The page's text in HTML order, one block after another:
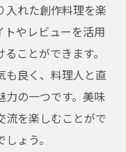
入れた創作料理を楽
トやレビューを活用
ことができます。
も良く、料理人と直
力の一つです。美味
流を楽しむことがで
ょう。